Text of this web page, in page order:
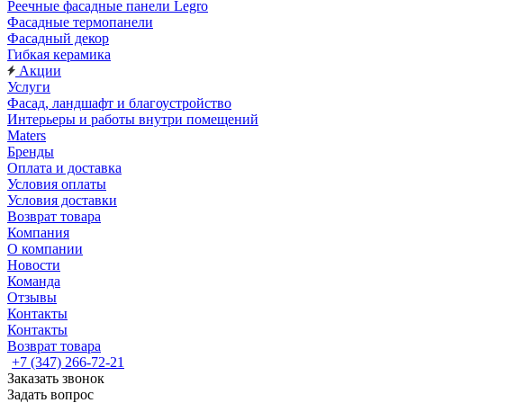
Реечные фасадные панели Legro
Фасадные термопанели
Фасадный декор
Гибкая керамика
Акции
Услуги
Фасад, ландшафт и благоустройство
Интерьеры и работы внутри помещений
Maters
Бренды
Оплата и доставка
Условия оплаты
Условия доставки
Возврат товара
Компания
О компании
Новости
Команда
Отзывы
Контакты
Контакты
Возврат товара
+7 (347) 266-72-21
Заказать звонок
Задать вопрос